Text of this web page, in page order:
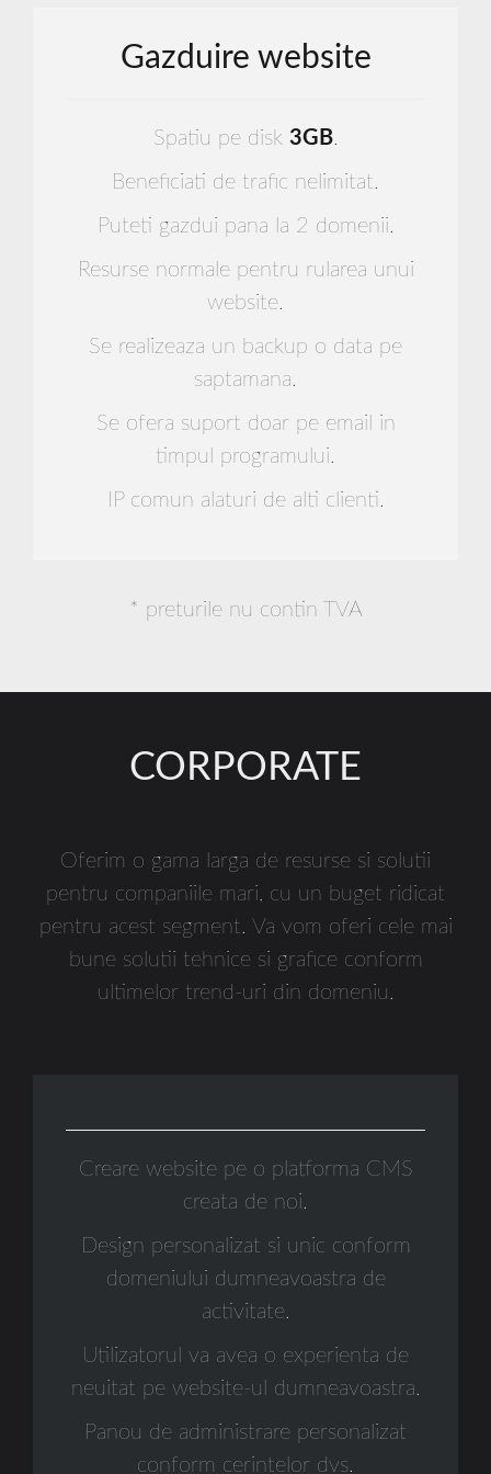
o discuție despre minimalism în proiectarea site-ul,
dumneavoastră. Un meniu de navigare, care nu este
intruziv și liniște amestecuri în fundal este cheia
pentru a face un site-ul minimalist la un nivel
cristian Ordonez lui care este un studiu în meniul de
navigare minimalist.Meniu este o astfel de abordare
dedicată a minimalism că nu chiar întinde pe lățimea
întregii pagina;în schimb, este un fel de liniște ascuns
în colțul din dreapta sus a site-ului. În plus, nu există
nici o acțiune meniu slide-out se întâmplă, astfel
navigație. În fine, culorile meniului (cel puțin pe
culoare în design site-ul dvs. vă va permite să adere
culoare aici și acolo, vei reuși în desen ochii
cărei misiune este de a eficientiza procesul de
dezvoltare web, sintetizează această utilizare
inteligent de culoare foarte bine. Imediat, veți
observa mici stropi de galben, de exemplu, care sunt
folosite pentru link-uri interne, cum ar fi "download"
Constanta creare web site design (se va duce direct
la Twitter pentru hrana animalelor proprietar /
designer de Nathan Smith). Mentionati cuvântul
"minimalism", a unor designeri, și ei devin receptiv
pentru că ei cred în mod eronat că un design de
site-ul prea simplist va fi neatractive. Ca exemplele
ar putea fi mai departe de adevăr. Adoptat dreapta,
minimalism in designul site-ului poate duce la unele
tendințe noi și calde, cum ar fi de design plat sau
ajuta la a face proprietarii de site-ul mai mulți bani
Gazduire website
Spatiu pe disk 3GB.
Beneficiati de trafic nelimitat.
Puteti gazdui pana la 2 domenii.
Resurse normale pentru rularea unui
website.
Se realizeaza un backup o data pe
saptamana.
Se ofera suport doar pe email in
timpul programului.
IP comun alaturi de alti clienti.
* preturile nu contin TVA
CORPORATE
Oferim o gama larga de resurse si solutii
pentru companiile mari, cu un buget ridicat
pentru acest segment. Va vom oferi cele mai
bune solutii tehnice si grafice conform
ultimelor trend-uri din domeniu.
Creare website pe o platforma CMS
creata de noi.
Design personalizat si unic conform
domeniului dumneavoastra de
activitate.
Utilizatorul va avea o experienta de
neuitat pe website-ul dumneavoastra.
Panou de administrare personalizat
conform cerintelor dvs.